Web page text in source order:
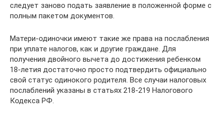
следует заново подать заявление в положенной форме с
полным пакетом документов.
Матери-одиночки имеют такие же права на послабления
при уплате налогов, как и другие граждане. Для
получения двойного вычета до достижения ребенком
18-летия достаточно просто подтвердить официально
свой статус одинокого родителя. Все случаи налоговых
послаблений указаны в статьях 218-219 Налогового
Кодекса РФ.